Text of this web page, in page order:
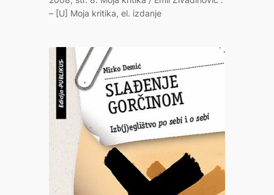
– [U] Moja kritika, el. izdanje